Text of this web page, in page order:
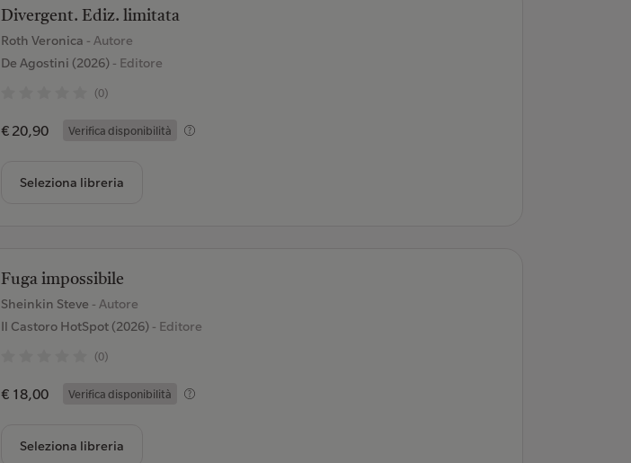
Divergent. Ediz. limitata
Roth Veronica - Autore
De Agostini (2026)- Editore
(0)
€ 20,90 Verifica disponibilità
Seleziona libreria
Fuga impossibile
Sheinkin Steve - Autore
Il Castoro HotSpot (2026)- Editore
(0)
€ 18,00 Verifica disponibilità
Seleziona libreria